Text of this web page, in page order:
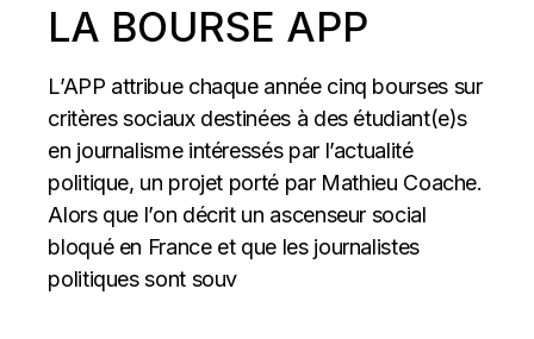
LA BOURSE APP
L’APP attribue chaque année cinq bourses sur
critères sociaux destinées à des étudiant(e)s
en journalisme intéressés par l’actualité
politique, un projet porté par Mathieu Coache.
Alors que l’on décrit un ascenseur social
bloqué en France et que les journalistes
politiques sont souv